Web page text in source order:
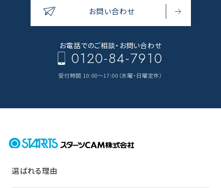
お問い合わせ
お電話でのご相談・ お問い合わせ
0120-84-7910
受付時間 10:00～17:00（水曜・日曜定休）
選ばれる理由